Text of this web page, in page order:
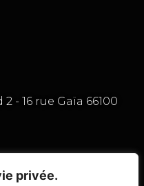
privée.
- 16 rue Gaïa 66100
NOUS